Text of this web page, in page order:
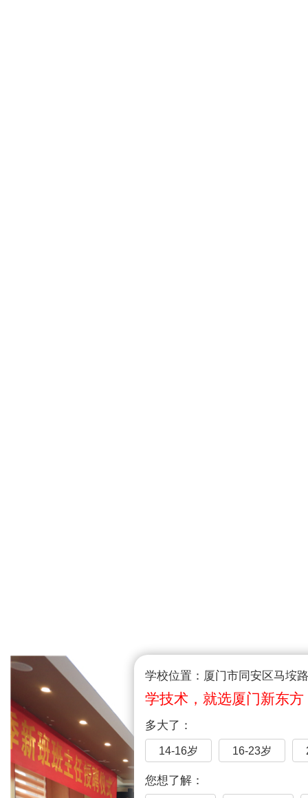
学校位置：厦门市同安区马垵
学技术，就选厦门新东方
多大了：
14-16岁 16-23岁
您想了解：